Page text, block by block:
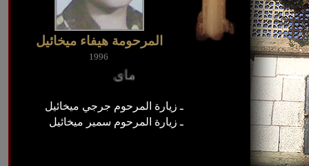
المرحومة هيفاء ميخائيل
ـ زيارة المرحوم جرجي ميخائيل
ـ زيارة المرحوم سمير ميخائيل